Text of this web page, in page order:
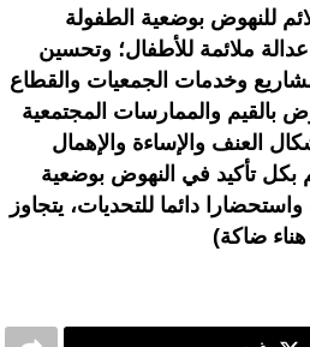
للنهوض بوضعية الطفولة
عدالة ملائمة للأطفال؛ وتحسين
وخدمات الجمعيات والقطاع
بالقيم والممارسات المجتمعية
العنف والإساءة والإهمال
تأكيد في النهوض بوضعية
دائما للتحديات، يتجاوز